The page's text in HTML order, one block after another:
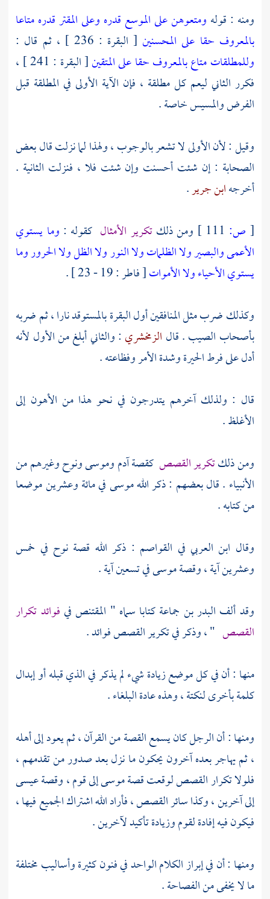
ومنه : قوله ومتعوهن على الموسع قدره وعلى المقتر قدره متاعا
بالمعروف حقا على المحسنين [ البقرة : 236 ] ، ثم قال :
وللمطلقات متاع بالمعروف حقا على المتقين
[ البقرة : 241 ] ،
فكرر الثاني ليعم كل مطلقة ، فإن الآية الأولى في المطلقة قبل
الفرض والمسيس خاصة .
وقيل : لأن الأولى لا تشعر بالوجوب ، ولهذا لما نزلت قال بعض
الصحابة : إن شئت أحسنت وإن شئت فلا ، فنزلت الثانية .
أخرجهابن جرير.
[ ص: ومن ذلكتكرير الأمثال كقوله : وما يستوي
الأعمى والبصيرولا الظلمات ولا النورولا الظل ولا الحروروما
يستوي الأحياء ولا الأموات[ فاطر : 19 - 23 ] .
وكذلك ضرب مثل المنافقين أول البقرة بالمستوقد نارا ، ثم ضربه
بأصحاب الصيب . قال الزمخشري : والثاني أبلغ من الأول لأنه
أدل على فرط الحيرة وشدة الأمر وفظاعته .
قال : ولذلك آخرهم يتدرجون في نحو هذا من الأهون إلى
الأغلظ .
ومن ذلكتكرير القصص كقصةآدموموسىونوحوغيرهم من
الأنبياء . قال بعضهم : ذكر اللهموسىفي مائة وعشرين موضعا
من كتابه .
وقال ابن العربي في القواصم : ذكر الله قصة نوح في خمس
وعشرين آية ، وقصةموسىفي تسعين آية .
وقد ألف البدر بن جماعةكتابا سماه " المقتنص فيفوائد تكرار
القصص " ، وذكر في تكرير القصص فوائد .
منها : أن في كل موضع زيادة شيء لم يذكر في الذي قبله أو إبدال
كلمة بأخرى لنكتة ، وهذه عادة البلغاء .
ومنها : أن الرجل كان يسمع القصة من القرآن ، ثم يعود إلى أهله
، ثم يهاجر بعده آخرون يحكون ما نزل بعد صدور من تقدمهم ،
فلولا تكرار القصص لوقعت قصةموسىإلى قوم ، وقصةعيسى
إلى آخرين ، وكذا سائر القصص ، فأراد الله اشتراك الجميع فيها ،
فيكون فيه إفادة لقوم وزيادة تأكيد لآخرين .
ومنها : أن في إبراز الكلام الواحد في فنون كثيرة وأساليب مختلفة
ما لا يخفى من الفصاحة .